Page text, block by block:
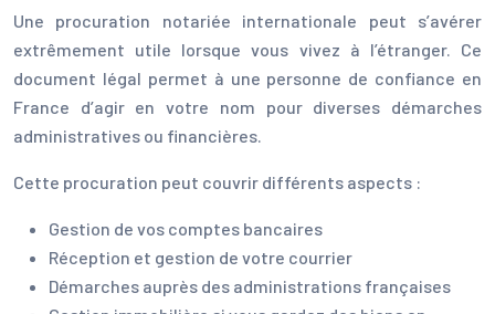
Une procuration notariée internationale peut s’avérer
extrêmement utile lorsque vous vivez à l’étranger. Ce
document légal permet à une personne de confiance en
France d’agir en votre nom pour diverses démarches
administratives ou financières.
Cette procuration peut couvrir différents aspects :
Gestion de vos comptes bancaires
Réception et gestion de votre courrier
Démarches auprès des administrations françaises